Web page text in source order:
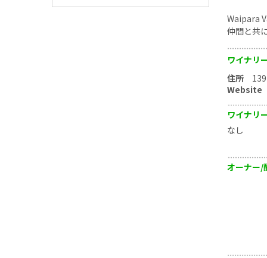
Waipara
仲間と共
ワイナリ
住所 139
Website
ワイナリ
なし
オーナー/